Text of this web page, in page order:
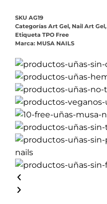
SKU AG19
Categorías Art Gel, Nail Art Gel,
Etiqueta TPO Free
Marca: MUSA NAILS